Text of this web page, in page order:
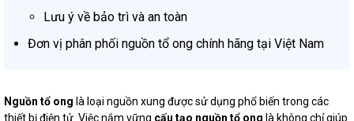
Lưu ý về bảo trì và an toàn
Đơn vị phân phối nguồn tổ ong chính hãng tại Việt Nam
Nguồn tổ ong là loại nguồn xung được sử dụng phổ biến trong các
thiết bị điện tử. Việc nắm vững cấu tạo nguồn tổ ong là không chỉ giúp